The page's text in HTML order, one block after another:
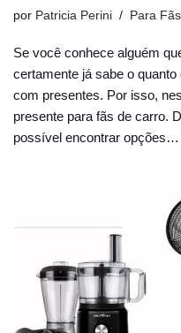
por Patricia Perini Para Fãs
Se você conhece alguém
certamente já sabe o
com presentes. Por isso,
presente para fãs de carro.
possível encontrar opções…